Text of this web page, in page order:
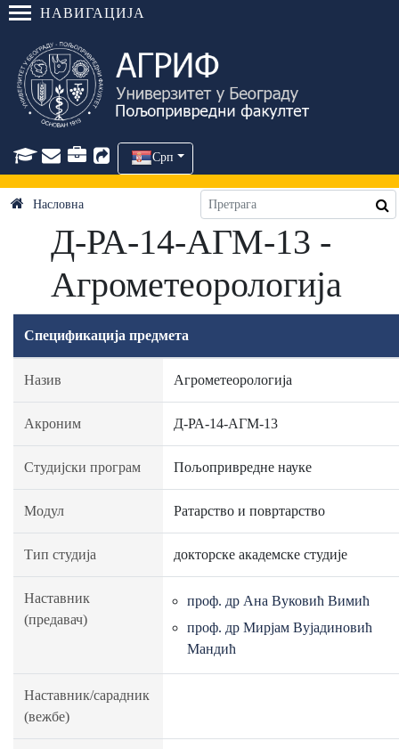
НАВИГАЦИЈА
Срп
Насловна
Д-РА-14-АГМ-13 -
Агрометеорологија
Спецификација предмета
Назив Агрометеорологија
Акроним Д-РА-14-АГМ-13
Студијски програм Пољопривредне науке
Модул Ратарство и повртарство
Тип студија докторске академске студије
Наставник
(предавач)
проф. др Ана Вуковић Вимић
проф. др Мирјам Вујадиновић
Мандић
Наставник/сарадник
(вежбе)